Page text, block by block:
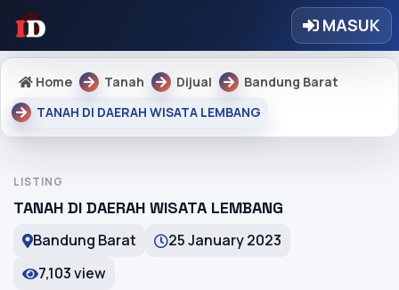
MASUK
Home Tanah Dijual
Bandung Barat
TANAH DI DAERAH WISATA LEMBANG
LISTING
TANAH DI DAERAH WISATA LEMBANG
Bandung Barat
25 January 2023
7,103 view